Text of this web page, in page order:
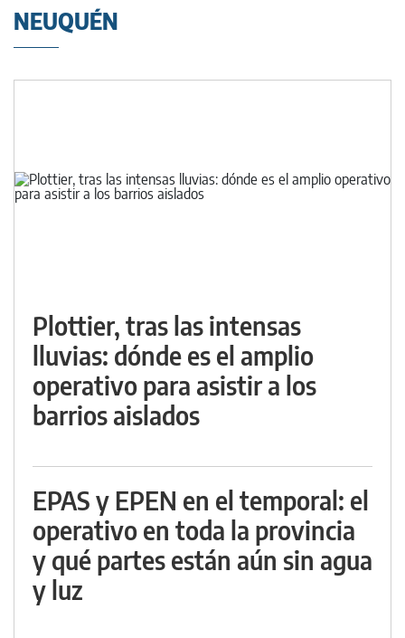
NEUQUÉN
Plottier, tras las intensas
lluvias: dónde es el amplio
operativo para asistir a los
barrios aislados
EPAS y EPEN en el temporal: el
operativo en toda la provincia
y qué partes están aún sin agua
y luz